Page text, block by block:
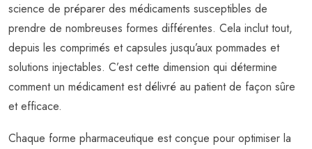
science de préparer des médicaments susceptibles de
prendre de nombreuses formes différentes. Cela inclut tout,
depuis les comprimés et capsules jusqu’aux pommades et
solutions injectables. C’est cette dimension qui détermine
comment un médicament est délivré au patient de façon sûre
et efficace.
Chaque forme pharmaceutique est conçue pour optimiser la